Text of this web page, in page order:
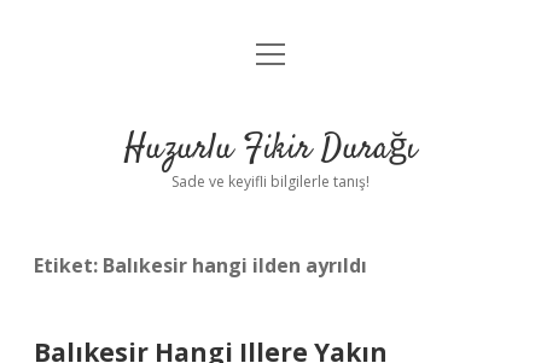
Anasayfa
Yasal Uyarı
menüyü
Huzurlu Fikir Durağı
Sade ve keyifli bilgilerle tanış!
Etiket: Balıkesir hangi ilden ayrıldı
Balıkesir Hangi Illere Yakın